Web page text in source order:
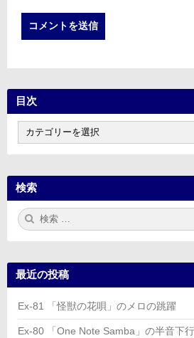
目次
次
検索
検
索:
最近の投稿
Ex-81 「怪獣の花唄」のメロの跳躍
Ex-80 「One Note Samba」の半音下行